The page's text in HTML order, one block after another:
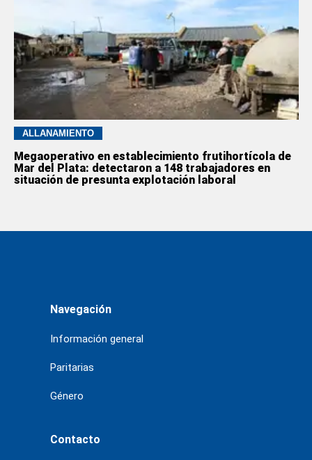
ALLANAMIENTO
Megaoperativo en establecimiento frutihortícola de
Mar del Plata: detectaron a 148 trabajadores en
situación de presunta explotación laboral
Navegación
Información general
Paritarias
Género
Contacto